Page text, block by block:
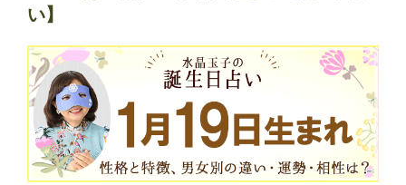
の
性
格
と
特
徴
い】